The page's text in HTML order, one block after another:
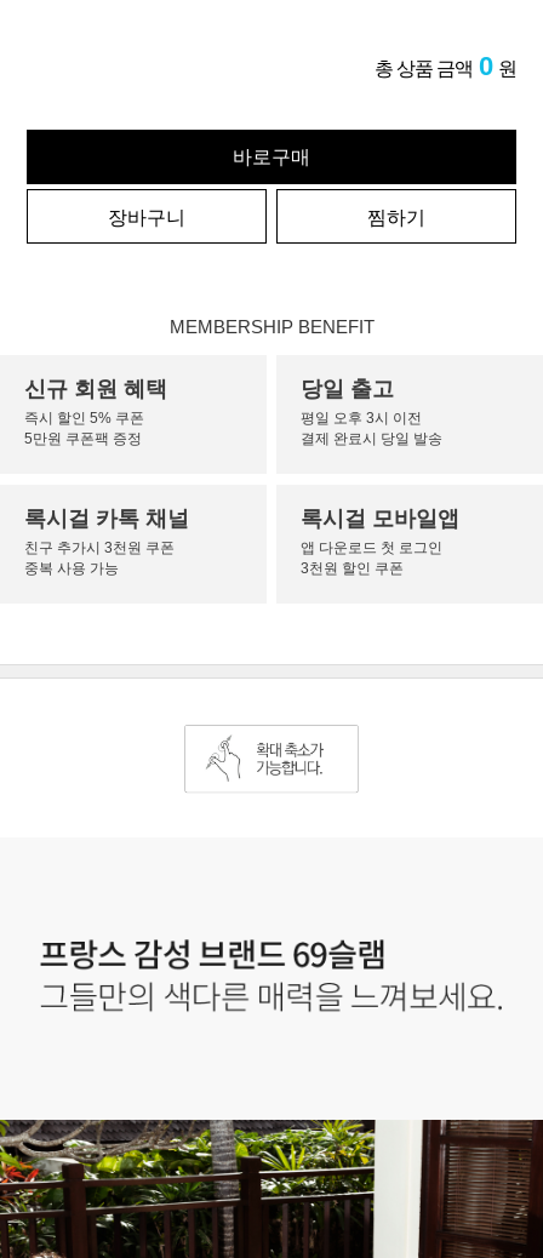
총 상품 금액 0 원
바로구매
장바구니 찜하기
MEMBERSHIP BENEFIT
신규 회원 혜택
즉시 할인 5% 쿠폰
5만원 쿠폰팩 증정
당일 출고
평일 오후 3시 이전
결제 완료시 당일 발송
록시걸 카톡 채널
친구 추가시 3천원 쿠폰
중복 사용 가능
록시걸 모바일앱
앱 다운로드 첫 로그인
3천원 할인 쿠폰